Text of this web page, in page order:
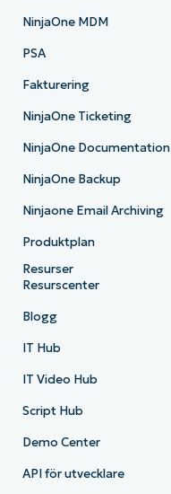
NinjaOne MDM
PSA
Fakturering
NinjaOne Ticketing
NinjaOne Documentation
NinjaOne Backup
Ninjaone Email Archiving
Produktplan
Resurser
Resurscenter
Blogg
IT Hub
IT Video Hub
Script Hub
Demo Center
API för utvecklare